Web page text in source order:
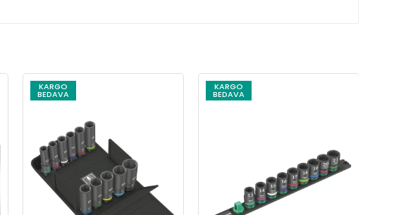
KARGO
BEDAVA
KARGO
BEDAVA